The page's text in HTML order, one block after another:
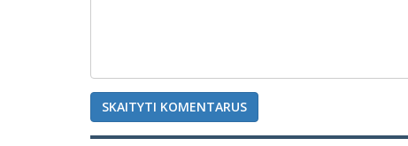
SKAITYTI KOMENTARUS